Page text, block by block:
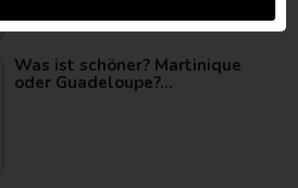
Was ist schöner? Martinique
oder Guadeloupe?…